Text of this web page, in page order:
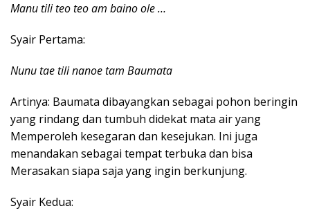
Manu tili teo teo am baino ole …
Syair Pertama:
Nunu tae tili nanoe tam Baumata
Artinya: Baumata dibayangkan sebagai pohon beringin
yang rindang dan tumbuh didekat mata air yang
Memperoleh kesegaran dan kesejukan. Ini juga
menandakan sebagai tempat terbuka dan bisa
Merasakan siapa saja yang ingin berkunjung.
Syair Kedua: